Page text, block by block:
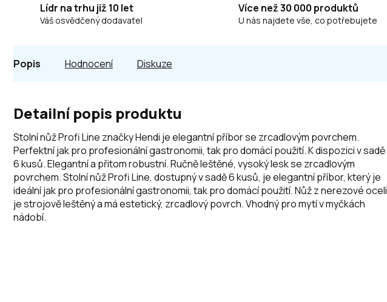
Lídr na trhu již 10 let
Váš osvědčený dodavatel
Více než 30 000 produktů
U nás najdete vše, co potřebujete
Popis Hodnocení Diskuze
Detailní popis produktu
Stolní nůž Profi Line značky Hendi je elegantní příbor se zrcadlovým povrchem.
Perfektní jak pro profesionální gastronomii, tak pro domácí použití. K dispozici v sadě
6 kusů. Elegantní a přitom robustní. Ručně leštěné, vysoký lesk se zrcadlovým
povrchem. Stolní nůž Profi Line, dostupný v sadě 6 kusů, je elegantní příbor, který je
ideální jak pro profesionální gastronomii, tak pro domácí použití. Nůž z nerezové oceli
je strojově leštěný a má estetický, zrcadlový povrch. Vhodný pro mytí v myčkách
nádobí.